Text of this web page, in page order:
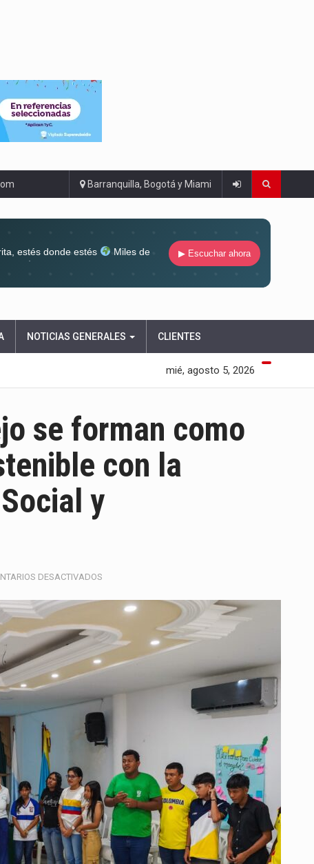
Barranquilla, Bogotá y Miami
estés donde estés
Miles de
▶ Escuchar ahora
NOTICIAS GENERALES CLIENTES
mié, agosto 5, 2026
se forman como
con la
y
DESACTIVADOS
PUEBLOVIEJO
SE
FORMAN
COMO
ENERGÍA
SOSTENIBLE
LA
ESCUELA
DE
VIGILANCIA
SOCIAL
Y
SOSTENIBILIDAD